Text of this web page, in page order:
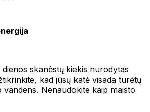
skanėstų kiekis nurodytas
kad jūsų katė visada turėtų
vandens. Nenaudokite kaip maisto